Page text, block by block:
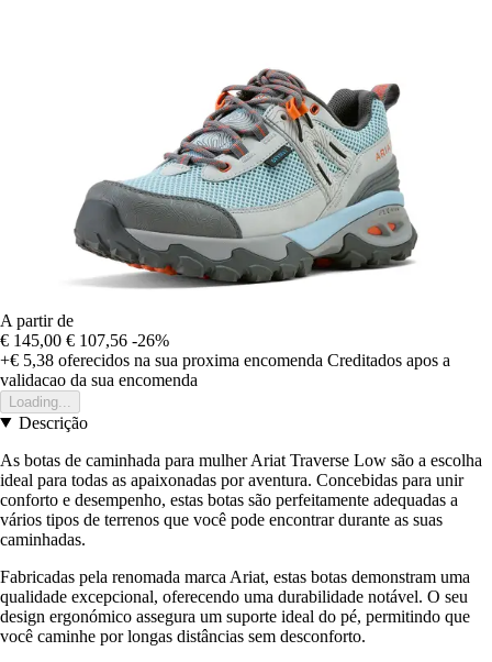
A partir de
€ 145,00 € 107,56 -26%
+€ 5,38 oferecidos na sua proxima encomenda Creditados apos a
validacao da sua encomenda
Loading...
Descrição
As botas de caminhada para mulher Ariat Traverse Low são a escolha
ideal para todas as apaixonadas por aventura. Concebidas para unir
conforto e desempenho, estas botas são perfeitamente adequadas a
vários tipos de terrenos que você pode encontrar durante as suas
caminhadas.
Fabricadas pela renomada marca Ariat, estas botas demonstram uma
qualidade excepcional, oferecendo uma durabilidade notável. O seu
design ergonómico assegura um suporte ideal do pé, permitindo que
você caminhe por longas distâncias sem desconforto.